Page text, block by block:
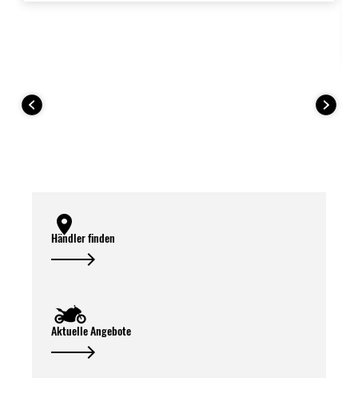
Händler finden
Aktuelle Angebote